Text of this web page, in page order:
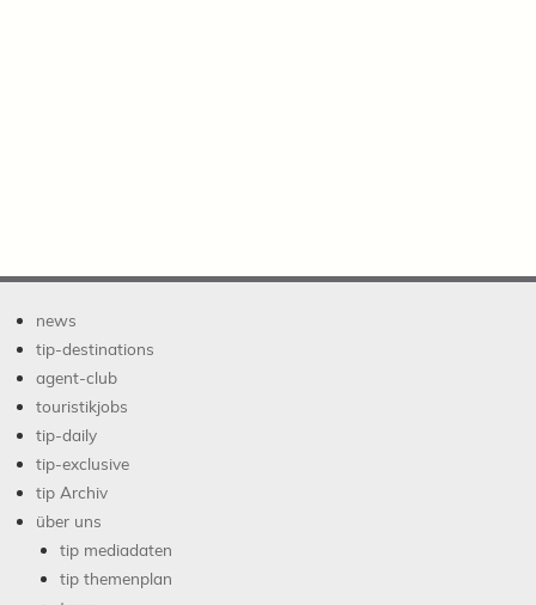
news
tip-destinations
agent-club
touristikjobs
tip-daily
tip-exclusive
tip Archiv
über uns
tip mediadaten
tip themenplan